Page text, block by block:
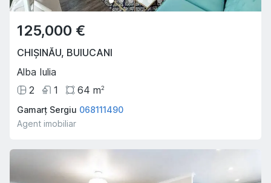
125,000 €
CHIȘINĂU, BUIUCANI
Alba Iulia
2
1 64 m2
Gamarț Sergiu 068111490
Agent imobiliar